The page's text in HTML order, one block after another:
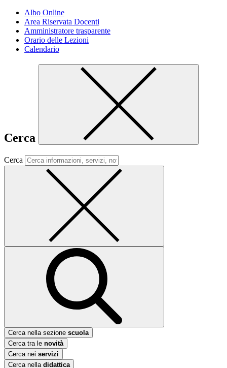
Albo Online
Area Riservata Docenti
Amministratore trasparente
Orario delle Lezioni
Calendario
Cerca
Cerca
Cerca nella sezione scuola
Cerca tra le novità
Cerca nei servizi
Cerca nella didattica